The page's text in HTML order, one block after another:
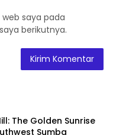
saya pada
berikutnya.
The Golden Sunrise
Sumba